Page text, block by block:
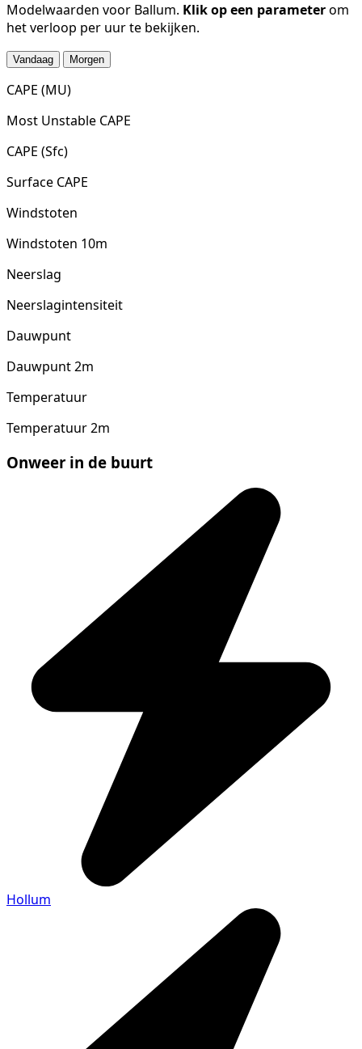
Modelwaarden voor Ballum. Klik op een parameterom
het verloop per uur te bekijken.
Vandaag Morgen
CAPE (MU)
Most Unstable CAPE
CAPE (Sfc)
Surface CAPE
Windstoten
Windstoten 10m
Neerslag
Neerslagintensiteit
Dauwpunt
Dauwpunt 2m
Temperatuur
Temperatuur 2m
Onweer in de buurt
Hollum